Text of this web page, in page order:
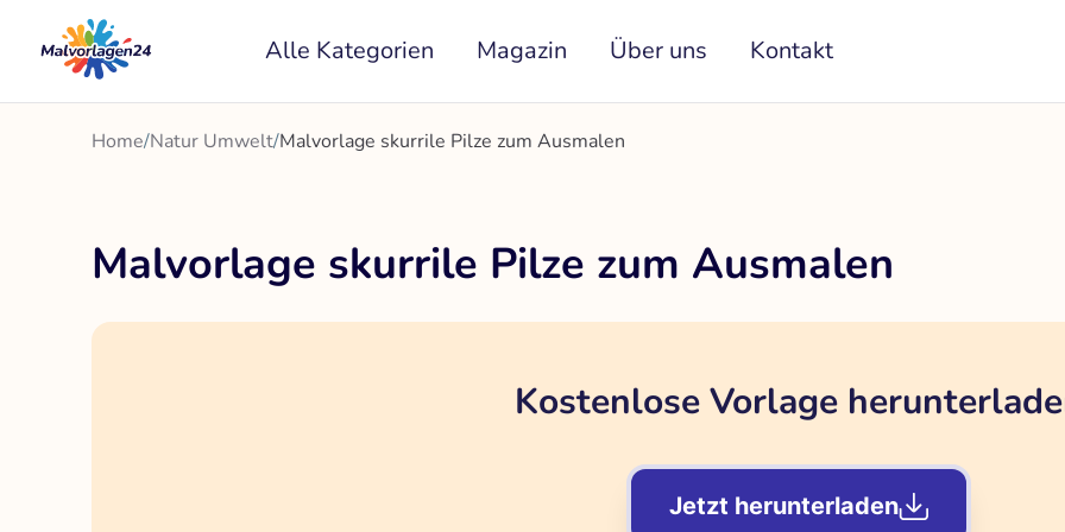
Inhalt
springen
Alle Kategorien Magazin Über uns Kontakt
Home/Natur Umwelt/Malvorlage skurrile Pilze zum Ausmalen
Malvorlage skurrile Pilze zum Ausmalen
Kostenlose Vorlage
Jetzt herunterladen